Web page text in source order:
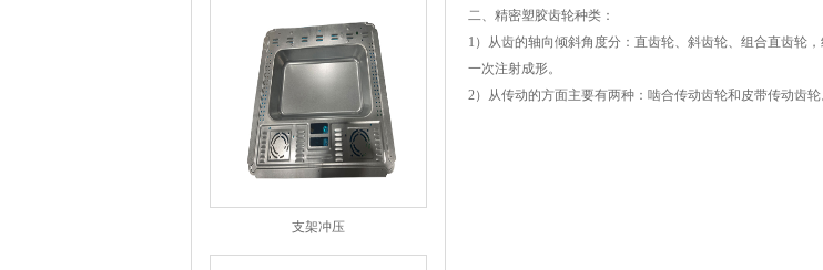
二、精密塑胶齿轮种类：
1）从齿的轴向倾斜角度分：直齿轮、斜齿轮、组合直齿轮
一次注射成形。
2）从传动的方面主要有两种：啮合传动齿轮和皮带传动齿轮